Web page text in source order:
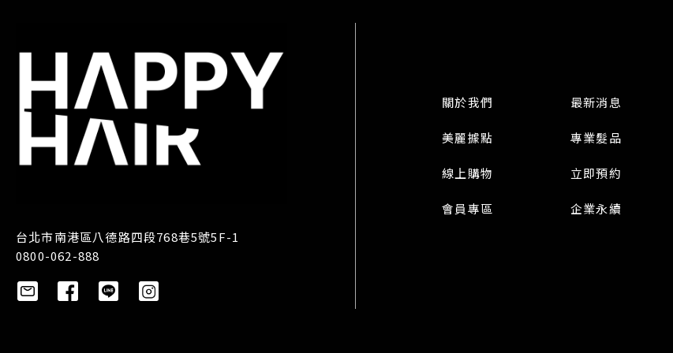
台北市南港區八德路四段768巷5號5F-1
0800-062-888
關於我們 最新消息
美麗據點 專業髮品
線上購物 立即預約
會員專區 企業永續